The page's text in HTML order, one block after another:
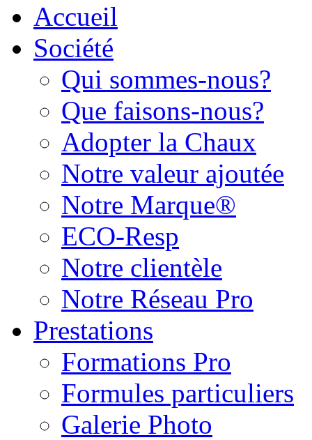
Accueil
Société
Qui sommes-nous?
Que faisons-nous?
Adopter la Chaux
Notre valeur ajoutée
Notre Marque®
ECO-Resp
Notre clientèle
Notre Réseau Pro
Prestations
Formations Pro
Formules particuliers
Galerie Photo